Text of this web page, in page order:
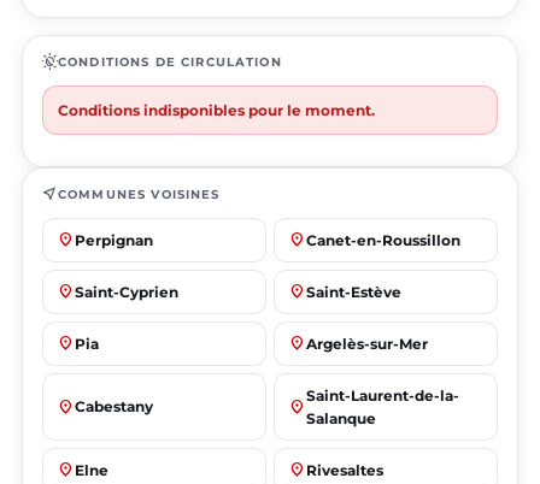
routineCONDITIONS DE CIRCULATION
Conditions indisponibles pour le moment.
near_meCOMMUNES VOISINES
place Perpignan place Canet-en-Roussillon
place Saint-Cyprien place Saint-Estève
place Pia place Argelès-sur-Mer
place Cabestany place
Saint-Laurent-de-la-
Salanque
place Elne place Rivesaltes